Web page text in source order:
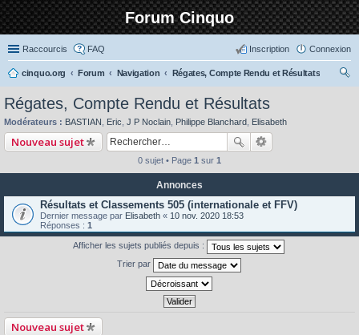
Forum Cinquo
Raccourcis FAQ Connexion
Inscription
cinquo.org Forum Navigation
Régates, Compte Rendu et Résultats
Régates, Compte Rendu et Résultats
Modérateurs : BASTIAN Eric J P Noclain Philippe Blanchard Elisabeth
Nouveau sujet
0 sujet • Page 1 sur 1
Annonces
Résultats et Classements 505 (internationale et FFV)
Dernier message par Elisabeth « 10 nov. 2020 18:53
Réponses : 1
Afficher les sujets publiés depuis :
Trier par
Nouveau sujet